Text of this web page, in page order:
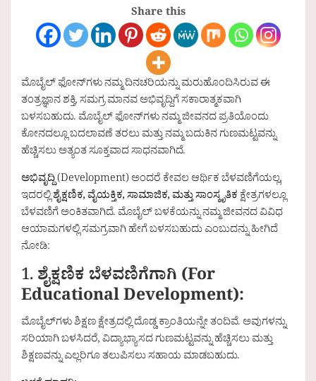
Share this
ಮೊಬೈಲ್ ಫೋನ್‌ಗಳು ನಮ್ಮ ದಿನಚರಿಯನ್ನು ಮರುಹೊಂದಿಸಿರುವ ಈ
ತಂತ್ರಜ್ಞಾನ ಶಕ್ತಿ, ಸಮಗ್ರ ಮಾನವ ಅಭಿವೃದ್ದಿಗೆ ಸಕಾರಾತ್ಮಕವಾಗಿ
ಬಳಸಬಹುದು. ಮೊಬೈಲ್ ಫೋನ್‌ಗಳು ನಮ್ಮ ಜೀವನದ ಪ್ರತಿಯೊಂದು
ಕೋನದಲ್ಲೂ ಬದಲಾವಣೆ ತರಲು ಮತ್ತು ನಮ್ಮ ಬದುಕಿನ ಗುಣಮಟ್ಟವನ್ನು
ಹೆಚ್ಚಿಸಲು ಅತ್ಯಂತ ಸೂಕ್ತವಾದ ಸಾಧನವಾಗಿದೆ.
ಅಭಿವೃದ್ದಿ(Development) ಅಂದರೆ ಕೇವಲ ಆರ್ಥಿಕ ಬೆಳವಣಿಗೆಯಲ್ಲ,
ಇದರಲ್ಲಿಶೈಕ್ಷಣಿಕ, ವೈಯಕ್ತಿಕ, ಸಾಮಾಜಿಕ, ಮತ್ತು ಸಾಂಸ್ಕೃತಿಕಕ್ಷೇತ್ರಗಳಲ್ಲೂ
ಬೆಳವಣಿಗೆ ಅಂಕಿತವಾಗಿದೆ. ಮೊಬೈಲ್ ಬಳಕೆಯನ್ನು ನಮ್ಮ ಜೀವನದ ವಿವಿಧ
ಆಯಾಮಗಳಲ್ಲಿ ಸಮಗ್ರವಾಗಿ ಹೇಗೆ ಬಳಸಬಹುದು ಎಂಬುದನ್ನು ಹೀಗಿದೆ
ನೋಡಿ:
1.ಶೈಕ್ಷಣಿಕ ಬೆಳವಣಿಗೆಗಾಗಿ (For
Educational Development):
ಮೊಬೈಲ್‌ಗಳು ಶಿಕ್ಷಣ ಕ್ಷೇತ್ರದಲ್ಲಿ ದೊಡ್ಡ ಕ್ರಾಂತಿಯನ್ನೇ ತಂದಿವೆ. ಅವುಗಳನ್ನು
ಸರಿಯಾಗಿ ಬಳಸಿದರೆ, ವಿದ್ಯಾಭ್ಯಾಸದ ಗುಣಮಟ್ಟವನ್ನು ಹೆಚ್ಚಿಸಲು ಮತ್ತು
ಶಿಕ್ಷಣವನ್ನು ಎಲ್ಲರಿಗೂ ತಲುಪಿಸಲು ಸಹಾಯ ಮಾಡಬಹುದು.